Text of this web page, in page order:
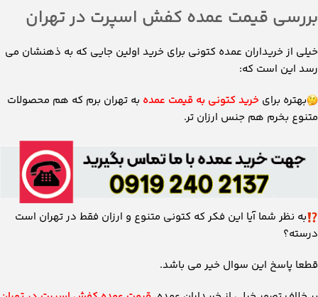
بررسی قیمت عمده کفش اسپرت در تهران
خیلی از خریداران عمده کتونی برای خرید اولین جایی که به ذهنشان می
رسد این است که:
بهتره برای خرید کتونی به قیمت عمده به تهران برم که هم محصولات
متنوع بخرم هم جنس ارزان تر.
به نظر شما آیا این فکر که کتونی متنوع و ارزان فقط در تهران است
درسته؟
قطعا پاسخ این سوال خیر می باشد.